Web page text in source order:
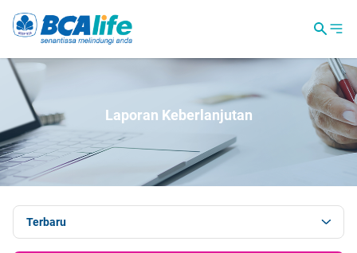
Laporan Keberlanjutan
Terbaru